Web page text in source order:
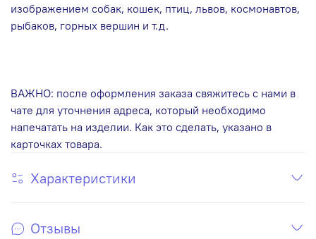
изображением собак, кошек, птиц, львов, космонавтов,
рыбаков, горных вершин и т.д.
ВАЖНО: после оформления заказа свяжитесь с нами в
чате для уточнения адреса, который необходимо
напечатать на изделии. Как это сделать, указано в
карточках товара.
Характеристики
Отзывы